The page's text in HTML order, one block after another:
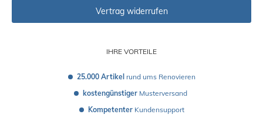
IHRE VORTEILE
25.000 Artikel rund ums Renovieren
kostengünstiger Musterversand
Kompetenter Kundensupport
Vertrag widerrufen